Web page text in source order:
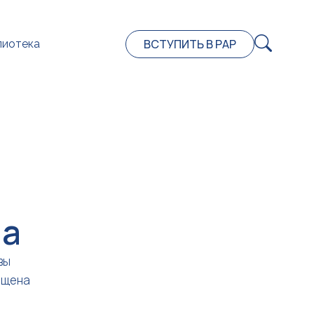
ВСТУПИТЬ В РАР